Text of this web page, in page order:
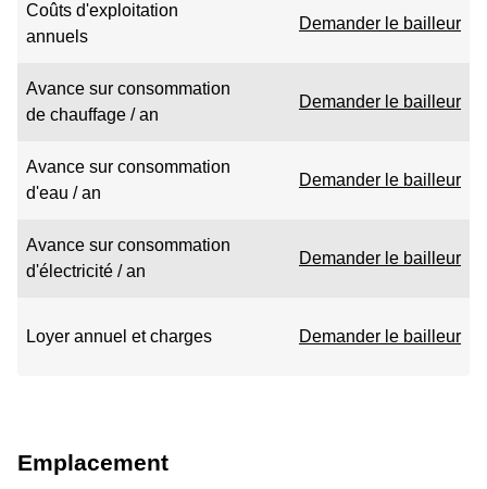
Coûts d'exploitation
annuels
Demander le bailleur
Avance sur consommation
de chauffage / an
Demander le bailleur
Avance sur consommation
d'eau / an
Demander le bailleur
Avance sur consommation
d'électricité / an
Demander le bailleur
Loyer annuel et charges Demander le bailleur
Emplacement